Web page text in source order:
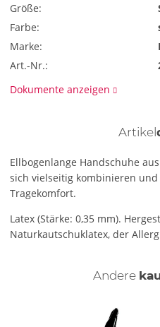
Größe:
Farbe:
Marke:
Art.-Nr.:
Dokumente anzeigen
Artikel
Ellbogenlange Handschuhe
sich vielseitig kombinieren
Tragekomfort.
Latex (Stärke: 0,35 mm).
Naturkautschuklatex, der
Andere